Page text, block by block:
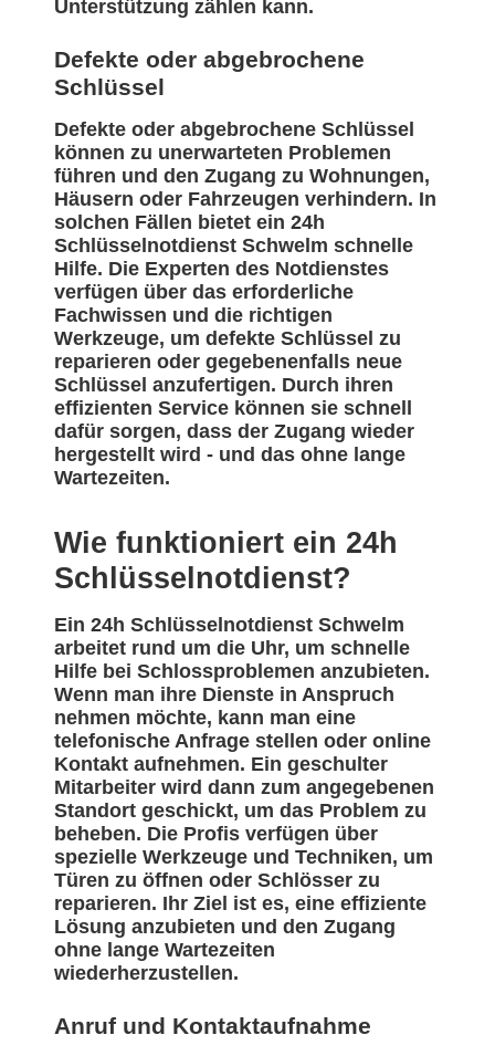
Unterstützung zählen kann.
Defekte oder abgebrochene
Schlüssel
Defekte oder abgebrochene Schlüssel
können zu unerwarteten Problemen
führen und den Zugang zu Wohnungen,
Häusern oder Fahrzeugen verhindern. In
solchen Fällen bietet ein 24h
Schlüsselnotdienst Schwelm schnelle
Hilfe. Die Experten des Notdienstes
verfügen über das erforderliche
Fachwissen und die richtigen
Werkzeuge, um defekte Schlüssel zu
reparieren oder gegebenenfalls neue
Schlüssel anzufertigen. Durch ihren
effizienten Service können sie schnell
dafür sorgen, dass der Zugang wieder
hergestellt wird - und das ohne lange
Wartezeiten.
Wie funktioniert ein 24h
Schlüsselnotdienst?
Ein 24h Schlüsselnotdienst Schwelm
arbeitet rund um die Uhr, um schnelle
Hilfe bei Schlossproblemen anzubieten.
Wenn man ihre Dienste in Anspruch
nehmen möchte, kann man eine
telefonische Anfrage stellen oder online
Kontakt aufnehmen. Ein geschulter
Mitarbeiter wird dann zum angegebenen
Standort geschickt, um das Problem zu
beheben. Die Profis verfügen über
spezielle Werkzeuge und Techniken, um
Türen zu öffnen oder Schlösser zu
reparieren. Ihr Ziel ist es, eine effiziente
Lösung anzubieten und den Zugang
ohne lange Wartezeiten
wiederherzustellen.
Anruf und Kontaktaufnahme